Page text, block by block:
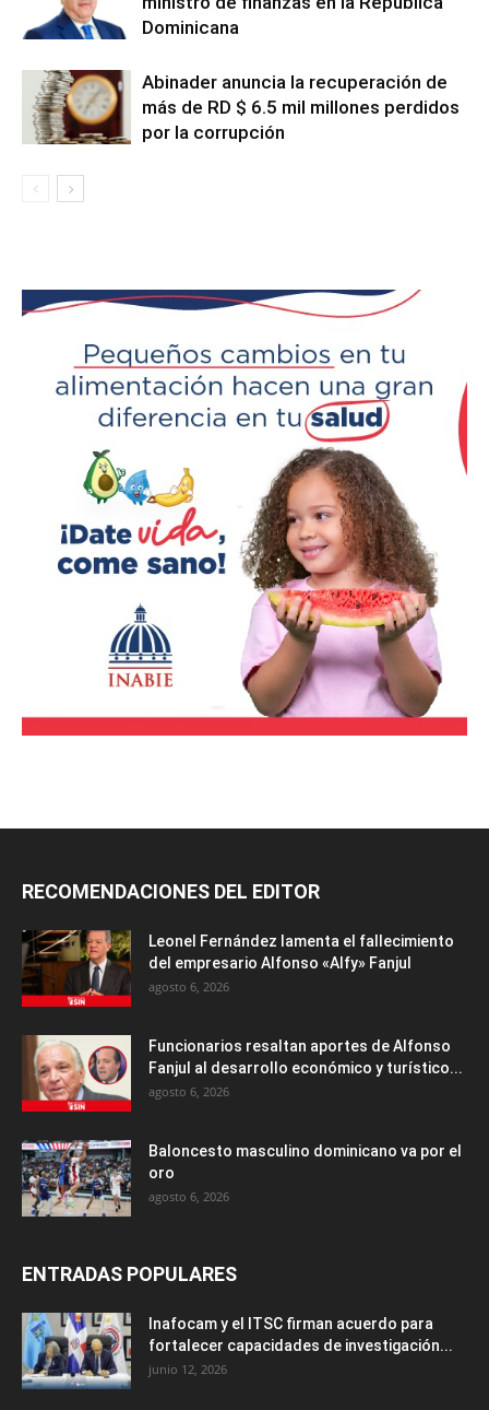
Dominicana
Abinader anuncia la recuperación de
más de RD $ 6.5 mil millones perdidos
por la corrupción
RECOMENDACIONES DEL EDITOR
Leonel Fernández lamenta el fallecimiento
del empresario Alfonso «Alfy» Fanjul
agosto 6, 2026
Funcionarios resaltan aportes de Alfonso
Fanjul al desarrollo económico y turístico...
agosto 6, 2026
Baloncesto masculino dominicano va por el
oro
agosto 6, 2026
ENTRADAS POPULARES
Inafocam y el ITSC firman acuerdo para
fortalecer capacidades de investigación...
junio 12, 2026